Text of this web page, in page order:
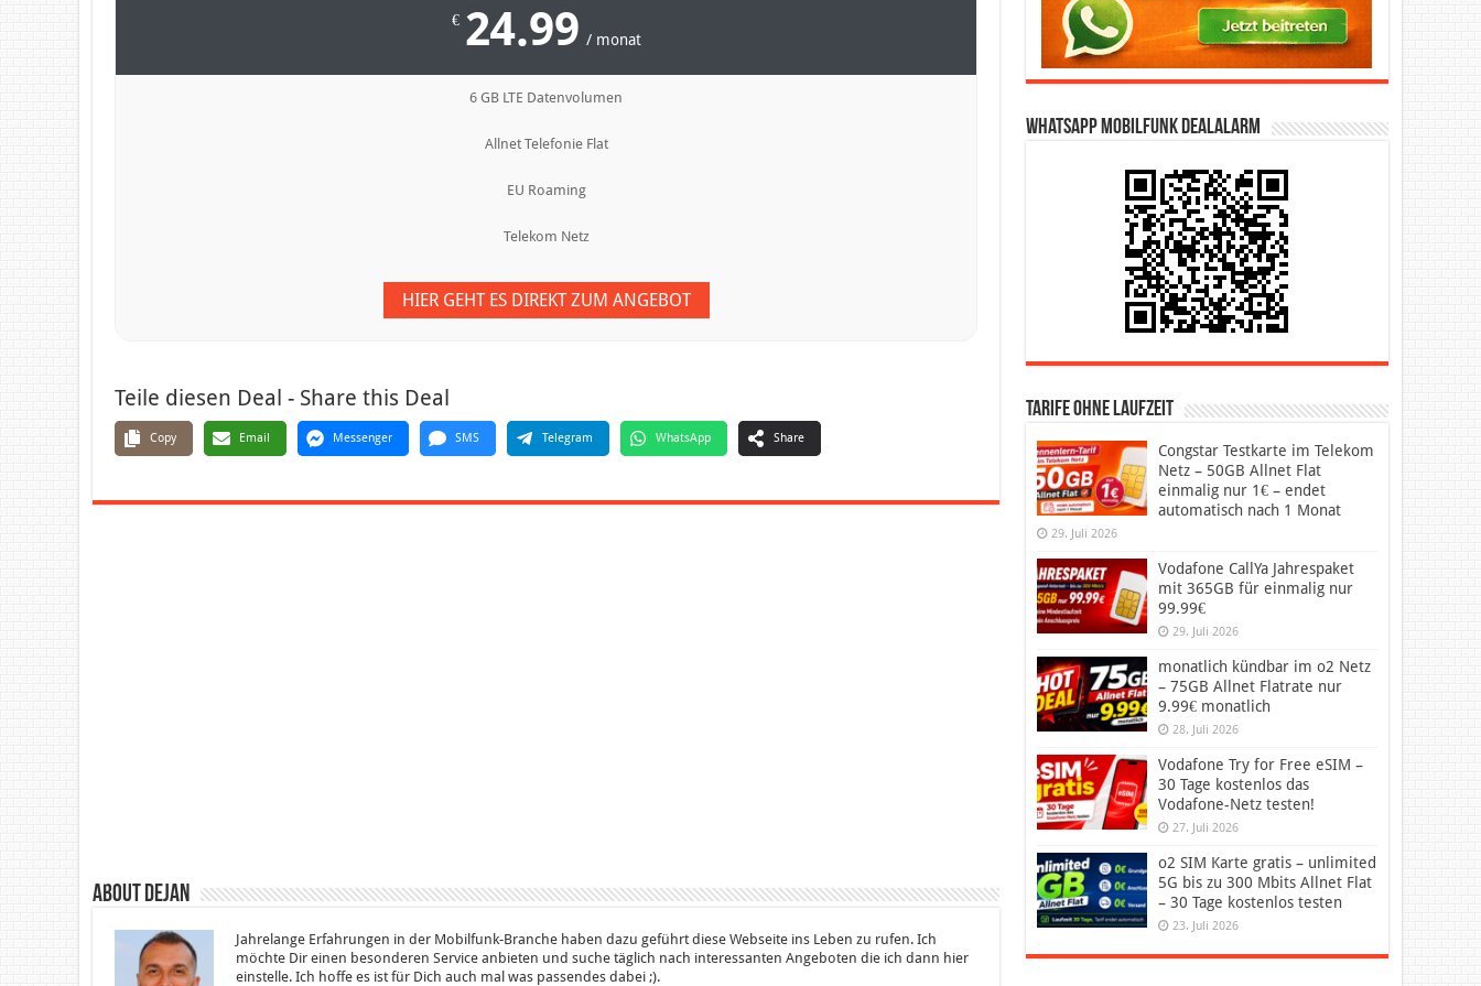
€ 24.99 / monat
6 GB LTE Datenvolumen
Allnet Telefonie Flat
EU Roaming
Telekom Netz
HIER GEHT ES DIREKT ZUM ANGEBOT
Teile diesen Deal - Share this Deal
Copy Email Messenger SMS Telegram WhatsApp Share
About Dejan
Jahrelange Erfahrungen in der Mobilfunk-Branche haben dazu geführt diese Webseite ins Leben zu rufen. Ich
möchte Dir einen besonderen Service anbieten und suche täglich nach interessanten Angeboten die ich dann hier
einstelle. Ich hoffe es ist für Dich auch mal was passendes dabei ;).
WhatsApp Mobilfunk DealAlarm
Tarife ohne Laufzeit
Congstar Testkarte im Telekom
Netz – 50GB Allnet Flat
einmalig nur 1€ – endet
automatisch nach 1 Monat
29. Juli 2026
Vodafone CallYa Jahrespaket
mit 365GB für einmalig nur
99.99€
29. Juli 2026
monatlich kündbar im o2 Netz
– 75GB Allnet Flatrate nur
9.99€ monatlich
28. Juli 2026
Vodafone Try for Free eSIM –
30 Tage kostenlos das
Vodafone-Netz testen!
27. Juli 2026
o2 SIM Karte gratis – unlimited
5G bis zu 300 Mbits Allnet Flat
– 30 Tage kostenlos testen
23. Juli 2026